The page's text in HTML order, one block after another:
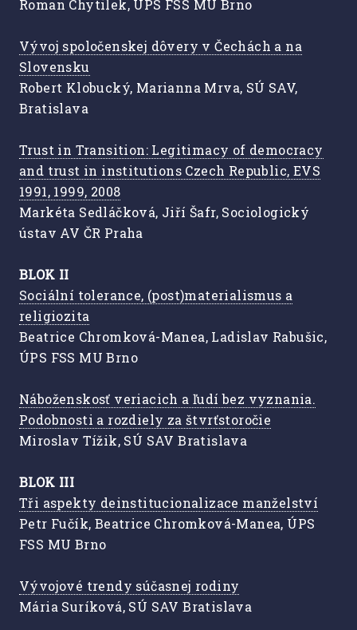
Roman Chytilek, ÚPS FSS MU Brno
Vývoj spoločenskej dôvery v Čechách a na
Slovensku
Robert Klobucký, Marianna Mrva, SÚ SAV,
Bratislava
Trust in Transition: Legitimacy of democracy
and trust in institutions Czech Republic, EVS
1991, 1999, 2008
Markéta Sedláčková, Jiří Šafr, Sociologický
ústav AV ČR Praha
BLOK II
Sociální tolerance, (post)materialismus a
religiozita
Beatrice Chromková-Manea, Ladislav Rabušic,
ÚPS FSS MU Brno
Náboženskosť veriacich a ľudí bez vyznania.
Podobnosti a rozdiely za štvrťstoročie
Miroslav Tížik, SÚ SAV Bratislava
BLOK III
Tři aspekty deinstitucionalizace manželství
Petr Fučík, Beatrice Chromková-Manea, ÚPS
FSS MU Brno
Vývojové trendy súčasnej rodiny
Mária Suríková, SÚ SAV Bratislava